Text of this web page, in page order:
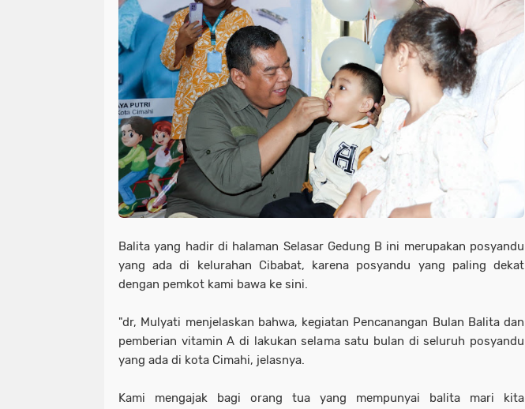
Balita yang hadir di halaman Selasar Gedung B ini merupakan posyandu
yang ada di kelurahan Cibabat, karena posyandu yang paling dekat
dengan pemkot kami bawa ke sini.
"dr, Mulyati menjelaskan bahwa, kegiatan Pencanangan Bulan Balita dan
pemberian vitamin A di lakukan selama satu bulan di seluruh posyandu
yang ada di kota Cimahi, jelasnya.
Kami mengajak bagi orang tua yang mempunyai balita mari kita